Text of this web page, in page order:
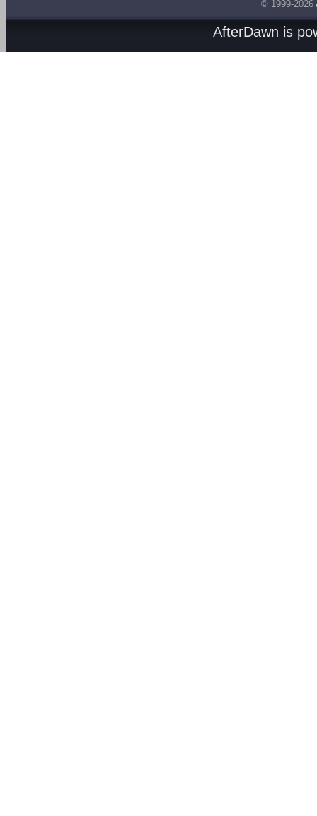
© 1999-2026
AfterDawn is